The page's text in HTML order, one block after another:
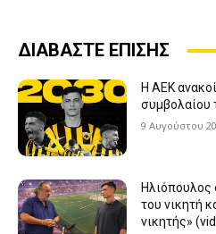
ΔΙΑΒΑΣΤΕ ΕΠΙΣΗΣ
Η ΑΕΚ
συμβολαίου
9 Αυγούστου
Ηλιόπουλος
του νικητή
νικητής»